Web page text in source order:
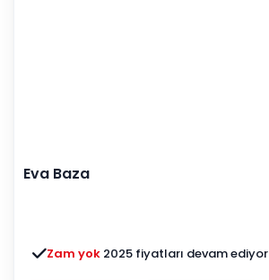
Eva Baza
Zam yok 2025 fiyatları devam ediyor